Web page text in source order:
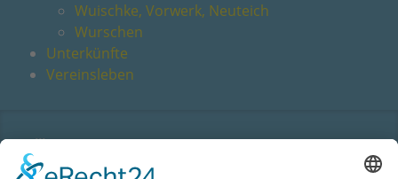
Wuischke, Vorwerk, Neuteich
Wurschen
Unterkünfte
Vereinsleben
Willkommen
Barrierefreiheit